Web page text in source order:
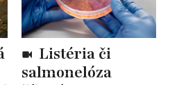
salmonelóza